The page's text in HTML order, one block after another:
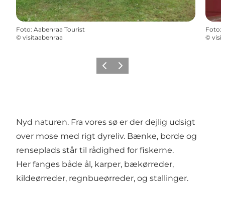
Foto: Aabenraa Tourist
© visitaabenraa
Foto:
©
ForrigeNæste
Nyd naturen. Fra vores sø er der dejlig udsigt
over mose med rigt dyreliv. Bænke, borde og
renseplads står til rådighed for fiskerne.
Her fanges både ål, karper, bækørreder,
kildeørreder, regnbueørreder, og stallinger.